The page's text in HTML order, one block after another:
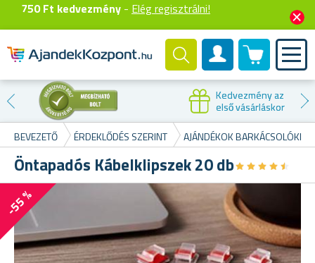
750 Ft kedvezmény - Elég regisztrálni!
Felhasználók fiók
0 termék
Kedvezmény az
első vásárláskor
BEVEZETŐ ÉRDEKLŐDÉS SZERINT AJÁNDÉKOK
Öntapadós Kábelklipszek 20 db★★★★★
★★★★★
-55 %